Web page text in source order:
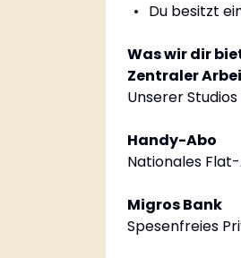
Du besitzt
Was wir dir
Zentraler
Unserer
Handy-Abo
Nationales
Migros Bank
Spesenfreies